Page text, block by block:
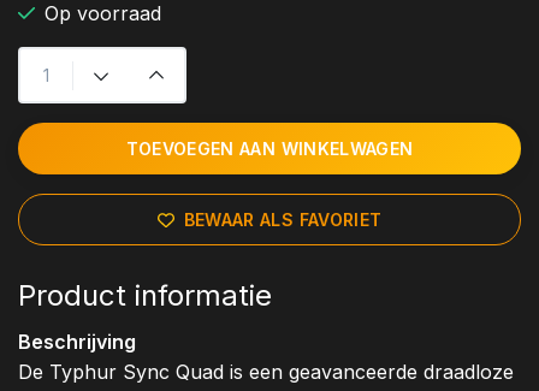
Op voorraad
TOEVOEGEN AAN WINKELWAGEN
BEWAAR ALS FAVORIET
Product informatie
Beschrijving
De Typhur Sync Quad is een geavanceerde draadloze